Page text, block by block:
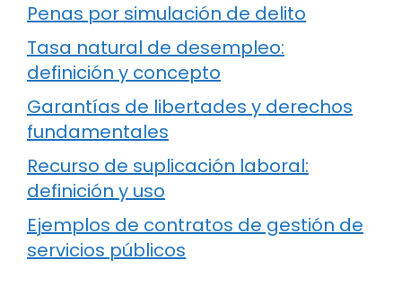
Penas por simulación de delito
Tasa natural de desempleo:
definición y concepto
Garantías de libertades y derechos
fundamentales
Recurso de suplicación laboral:
definición y uso
Ejemplos de contratos de gestión de
servicios públicos